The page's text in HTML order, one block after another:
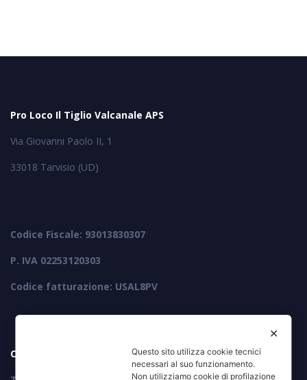
Pro Loco Il Tiglio Valcanale APS
Via Giovanni Paolo II, 1
33018 Tarvisio (UD)
Codice Fiscale: 93013830307
P. IVA 02253120303
Codice fatturazione: USAL8PV
Contatti
✕
Questo sito utilizza cookie tecnici
necessari al suo funzionamento.
Non utilizziamo cookie di profilazione